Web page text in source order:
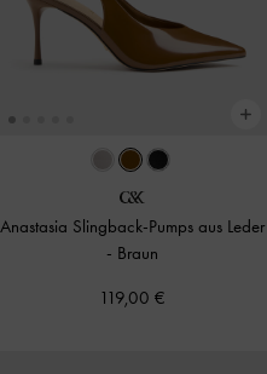
Anastasia Slingback-Pumps aus Leder
- Braun
119,00 €